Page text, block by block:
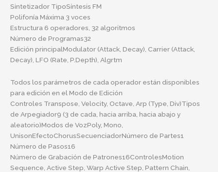
Sintetizador TipoSíntesis FM
Polifonía Máxima 3 voces
Estructura 6 operadores, 32 algoritmos
Número de Programas32
Edición principalModulator (Attack, Decay), Carrier (Attack,
Decay), LFO (Rate, P.Depth), Algrtm
Todos los parámetros de cada operador están disponibles
para edición en el Modo de Edición
Controles Transpose, Velocity, Octave, Arp (Type, Div)Tipos
de Arpegiador9 (3 de cada, hacia arriba, hacia abajo y
aleatorio)Modos de VozPoly, Mono,
UnisonEfectoChorusSecuenciadorNúmero de Partes1
Número de Pasos16
Número de Grabación de Patrones16ControlesMotion
Sequence, Active Step, Warp Active Step, Pattern Chain,